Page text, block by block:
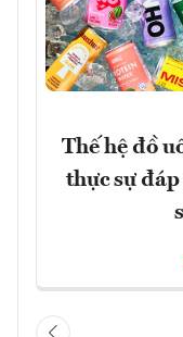
Thế hệ đồ
thực sự